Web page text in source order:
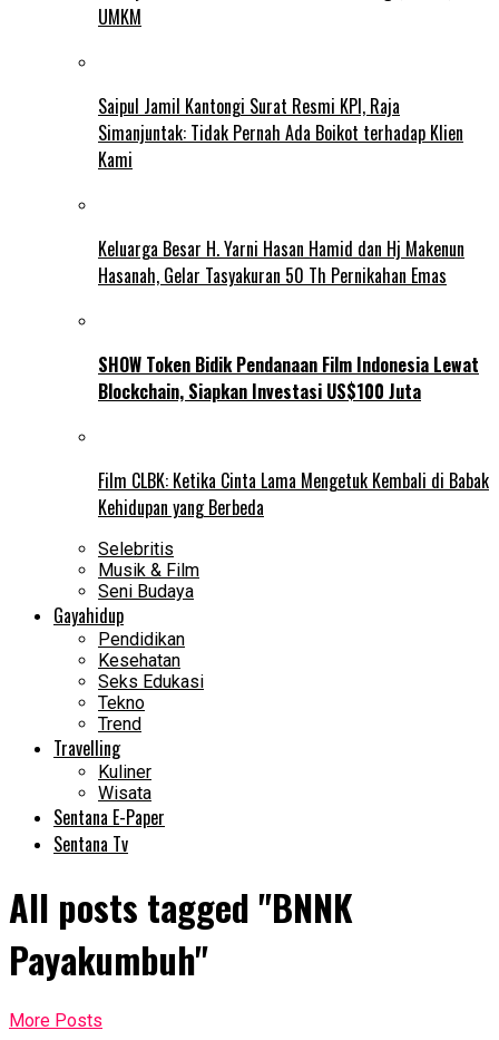
UMKM
Saipul Jamil Kantongi Surat Resmi KPI, Raja
Simanjuntak: Tidak Pernah Ada Boikot terhadap Klien
Kami
Keluarga Besar H. Yarni Hasan Hamid dan Hj Makenun
Hasanah, Gelar Tasyakuran 50 Th Pernikahan Emas
SHOW Token Bidik Pendanaan Film Indonesia Lewat
Blockchain, Siapkan Investasi US$100 Juta
Film CLBK: Ketika Cinta Lama Mengetuk Kembali di Babak
Kehidupan yang Berbeda
Selebritis
Musik & Film
Seni Budaya
Gayahidup
Pendidikan
Kesehatan
Seks Edukasi
Tekno
Trend
Travelling
Kuliner
Wisata
Sentana E-Paper
Sentana Tv
All posts tagged "BNNK
Payakumbuh"
More Posts